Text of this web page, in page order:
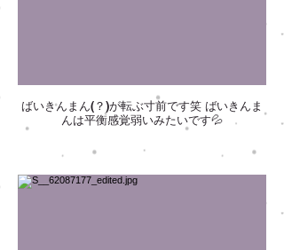
ばいきんまん(？)が転ぶ寸前です笑 ばいきんま
んは平衡感覚弱いみたいです💦